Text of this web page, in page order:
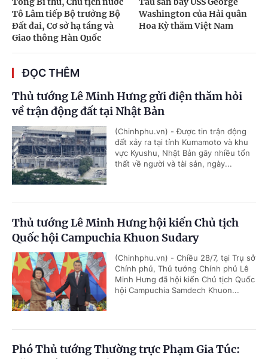
Tô Lâm tiếp Bộ trưởng Bộ
Đất đai, Cơ sở hạ tầng và
Giao thông Hàn Quốc
Washington của Hải quân
Hoa Kỳ thăm Việt Nam
ĐỌC THÊM
Thủ tướng Lê Minh Hưng gửi điện thăm hỏi
về trận động đất tại Nhật Bản
(Chinhphu.vn) - Được tin trận động
đất xảy ra tại tỉnh Kumamoto và khu
vực Kyushu, Nhật Bản gây nhiều tổn
thất về người và tài sản, ngày...
Thủ tướng Lê Minh Hưng hội kiến Chủ tịch
Quốc hội Campuchia Khuon Sudary
(Chinhphu.vn) - Chiều 28/7, tại Trụ sở
Chính phủ, Thủ tướng Chính phủ Lê
Minh Hưng đã hội kiến Chủ tịch Quốc
hội Campuchia Samdech Khuon...
Phó Thủ tướng Thường trực Phạm Gia Túc: